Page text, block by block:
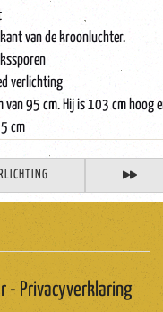
van de kroonluchter.
verlichting
van 95 cm. Hij is 103 cm hoog
cm
- Privacyverklaring